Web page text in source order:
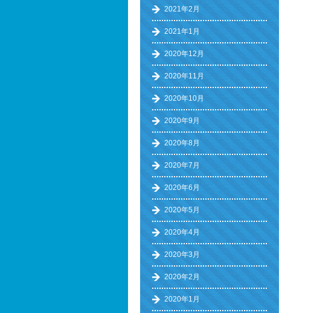
2021年2月
2021年1月
2020年12月
2020年11月
2020年10月
2020年9月
2020年8月
2020年7月
2020年6月
2020年5月
2020年4月
2020年3月
2020年2月
2020年1月